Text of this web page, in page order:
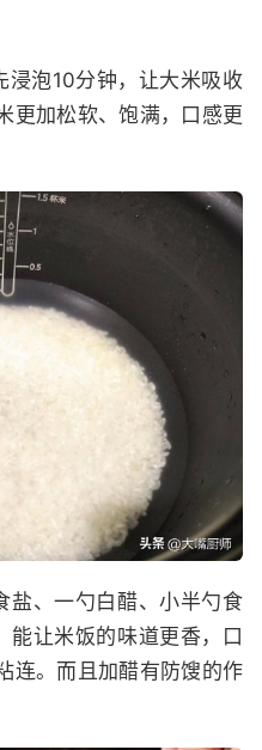
浸泡10分钟，让大米吸收
更加松软、饱满，口感更
盐、一勺白醋、小半勺食
让米饭的味道更香，口
连。而且加醋有防馊的作